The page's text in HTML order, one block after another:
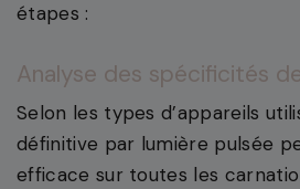
étapes :
Analyse des spécificités
Selon les types d’appareils
définitive par lumière pulsée
efficace sur toutes les